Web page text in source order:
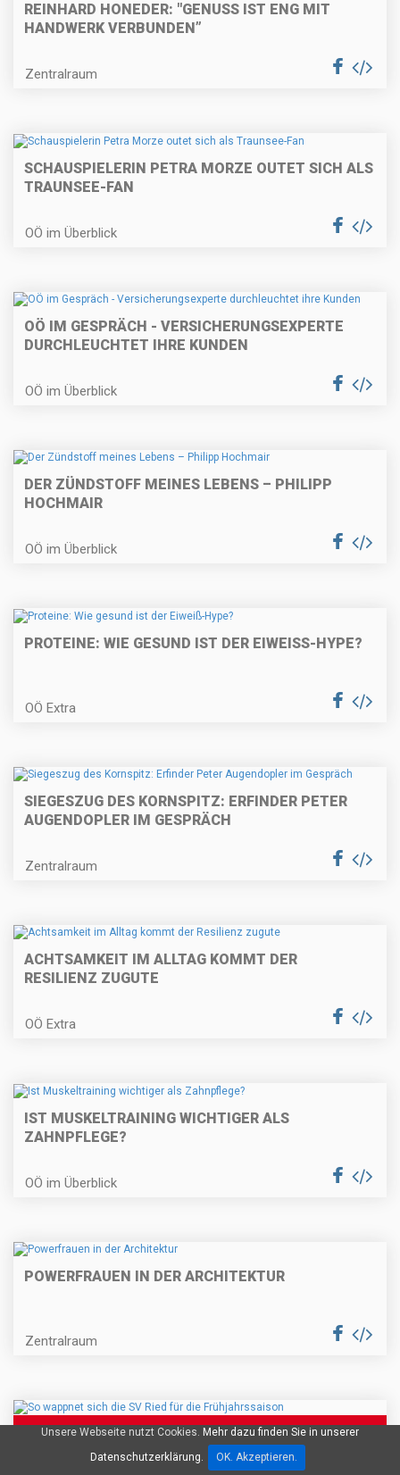
REINHARD HONEDER: "GENUSS IST ENG MIT
HANDWERK VERBUNDEN”
Zentralraum
SCHAUSPIELERIN PETRA MORZE OUTET SICH ALS
TRAUNSEE-FAN
OÖ im Überblick
OÖ IM GESPRÄCH - VERSICHERUNGSEXPERTE
DURCHLEUCHTET IHRE KUNDEN
OÖ im Überblick
DER ZÜNDSTOFF MEINES LEBENS – PHILIPP
HOCHMAIR
OÖ im Überblick
PROTEINE: WIE GESUND IST DER EIWEISS-HYPE?
OÖ Extra
SIEGESZUG DES KORNSPITZ: ERFINDER PETER
AUGENDOPLER IM GESPRÄCH
Zentralraum
ACHTSAMKEIT IM ALLTAG KOMMT DER
RESILIENZ ZUGUTE
OÖ Extra
IST MUSKELTRAINING WICHTIGER ALS
ZAHNPFLEGE?
OÖ im Überblick
POWERFRAUEN IN DER ARCHITEKTUR
Zentralraum
SO WAPPNET SICH DIE SV RIED FÜR DIE
FRÜHJAHRSSAISON
Unsere Webseite nutzt Cookies. Mehr dazu finden Sie in unserer
Datenschutzerklärung.
OK. Akzeptieren.